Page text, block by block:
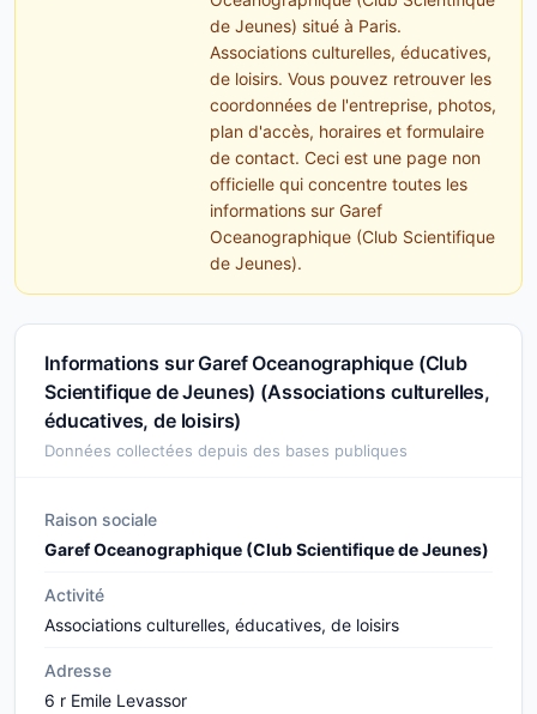
de Jeunes) situé à Paris.
Associations culturelles, éducatives,
de loisirs. Vous pouvez retrouver les
coordonnées de l'entreprise, photos,
plan d'accès, horaires et formulaire
de contact. Ceci est une page non
officielle qui concentre toutes les
informations sur Garef
Oceanographique (Club Scientifique
de Jeunes).
Informations sur Garef Oceanographique (Club
Scientifique de Jeunes) (Associations culturelles,
éducatives, de loisirs)
Données collectées depuis des bases publiques
Raison sociale
Garef Oceanographique (Club Scientifique de Jeunes)
Activité
Associations culturelles, éducatives, de loisirs
Adresse
6 r Emile Levassor